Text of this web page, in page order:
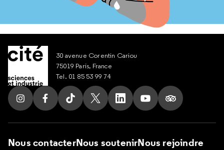
30 avenue Corentin Cariou
75019 Paris, France
Tel. 01 85 53 99 74
Suivez nous sur Instagram
Suivez nous sur Facebook
Suivez nous sur Tik Tok
Suivez nous sur X
Suivez nous sur LinkedIn
Suivez nous sur
Suivez nous
Nous contacterNous soutenirNous rejoindre